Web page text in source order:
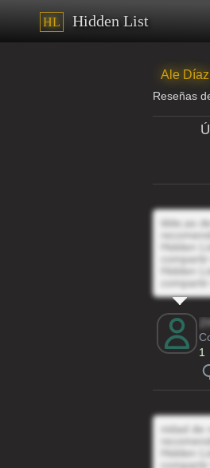
HL Hidden List
Ale Díaz
Reseñas
tilde;as
Hidden
Hidden
1
nidad
Hidden